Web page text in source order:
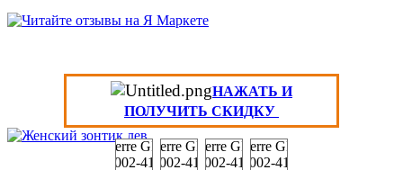
НАЖАТЬ И
ПОЛУЧИТЬ СКИДКУ